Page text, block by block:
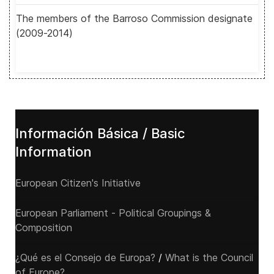
The members of the Barroso Commission designate
(2009-2014)
Información Básica / Basic
Information
European Citizen's Initiative
European Parliament - Political Groupings &
Composition
¿Qué es el Consejo de Europa? / What is the Council